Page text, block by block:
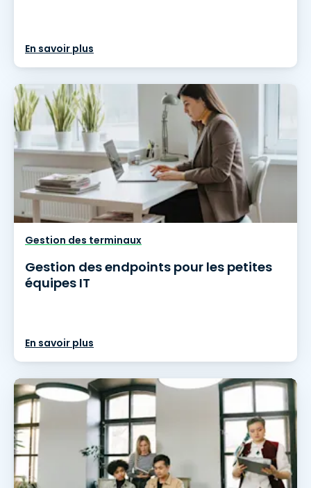
En savoir plus
Gestion des terminaux
Gestion des endpoints pour les petites
équipes IT
En savoir plus